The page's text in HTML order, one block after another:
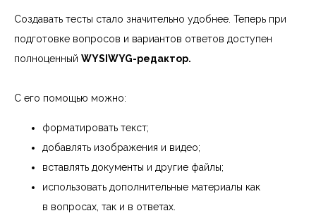
Создавать тесты стало значительно удобнее. Теперь при
подготовке вопросов и вариантов ответов доступен
полноценный WYSIWYG-редактор.
С его помощью можно:
форматировать текст;
добавлять изображения и видео;
вставлять документы и другие файлы;
использовать дополнительные материалы как
в вопросах, так и в ответах.